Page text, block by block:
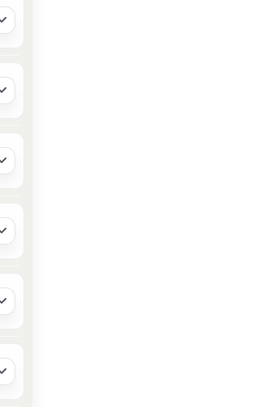
Déplier / Replier
Déplier / Replier
Déplier / Replier
Déplier / Replier
Déplier / Replier
Déplier / Replier